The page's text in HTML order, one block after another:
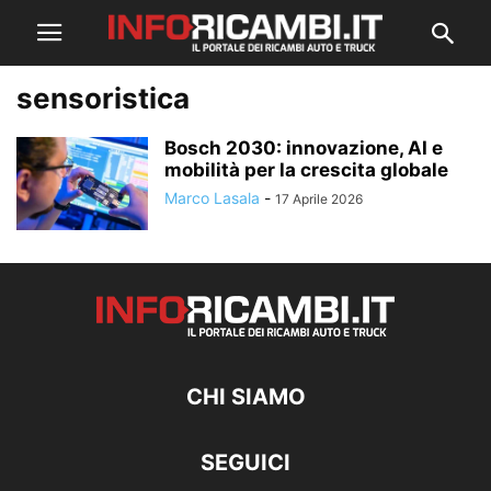
sensoristica
Bosch 2030: innovazione, AI e
mobilità per la crescita globale
Marco Lasala - 17 Aprile 2026
CHI SIAMO
SEGUICI